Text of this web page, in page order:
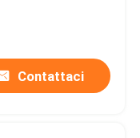
Contattaci